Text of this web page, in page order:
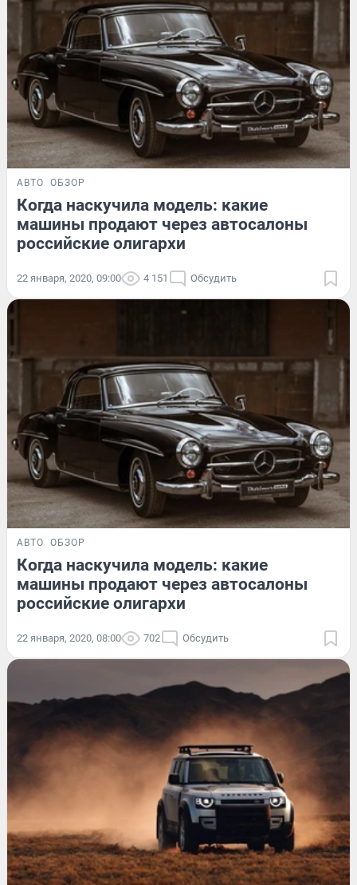
АВТО ОБЗОР
Когда наскучила модель: какие
машины продают через автосалоны
российские олигархи
22 января, 2020, 09:00 4 151 Обсудить
АВТО ОБЗОР
Когда наскучила модель: какие
машины продают через автосалоны
российские олигархи
22 января, 2020, 08:00 702 Обсудить